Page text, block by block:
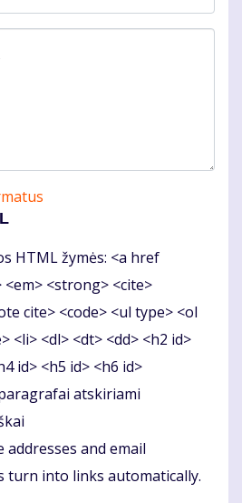
HTML žymės: <a href
<strong> <cite>
cite> <code> <ul type> <ol
<li> <dl> <dt> <dd> <h2 id>
id> <h5 id> <h6 id>
atskiriami
addresses and email
turn into links automatically.